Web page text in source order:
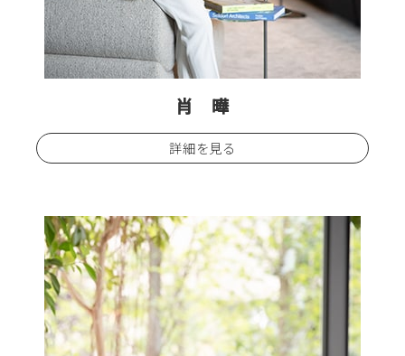
肖 曄
詳細を見る